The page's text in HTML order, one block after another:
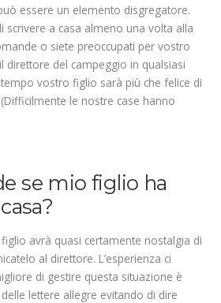
essere un elemento disgregatore.
scrivere a casa almeno una volta alla
o siete preoccupati per vostro
direttore del campeggio in qualsiasi
vostro figlio sarà più che felice di
le nostre case hanno
se mio figlio ha
avrà quasi certamente nostalgia di
al direttore. L’esperienza ci
di gestire questa situazione è
lettere allegre evitando di dire